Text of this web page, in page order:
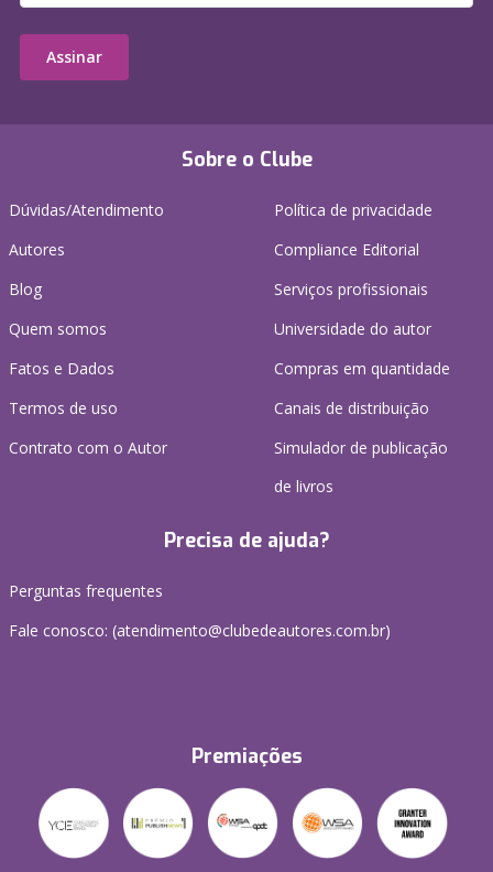
Sobre o Clube
Dúvidas/Atendimento
Autores
Blog
Quem somos
Fatos e Dados
Termos de uso
Contrato com o Autor
Política de privacidade
Compliance Editorial
Serviços profissionais
Universidade do autor
Compras em quantidade
Canais de distribuição
Simulador de publicação
de livros
Precisa de ajuda?
Perguntas frequentes
Fale conosco: (atendimento@clubedeautores.com.br)
Premiações
Assinar